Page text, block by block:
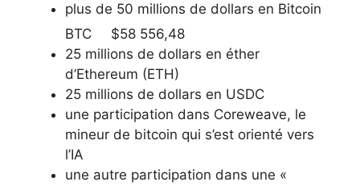
plus de 50 millions de dollars en Bitcoin
BTC
$58 556,48
25 millions de dollars en éther
d’Ethereum (ETH)
25 millions de dollars en USDC
une participation dans Coreweave, le
mineur de bitcoin qui s’est orienté vers
l’IA
une autre participation dans une «